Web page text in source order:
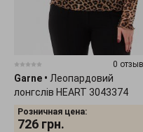
0
Garne • Леопардовий
лонгслів HEART 3043374
Розничная цена:
726 грн.